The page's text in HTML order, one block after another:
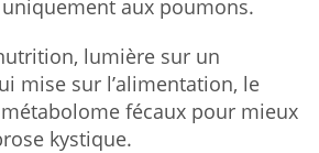
aux poumons.
lumière sur un
mise sur l’alimentation, le
fécaux pour mieux
kystique.